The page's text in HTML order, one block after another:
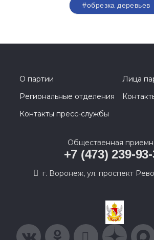
#обрезка деревьев
О партии
Лица
Региональные отделения
Контакты пресс-службы
Общественная
+7 (473) 239-
г. Воронеж, ул. проспект